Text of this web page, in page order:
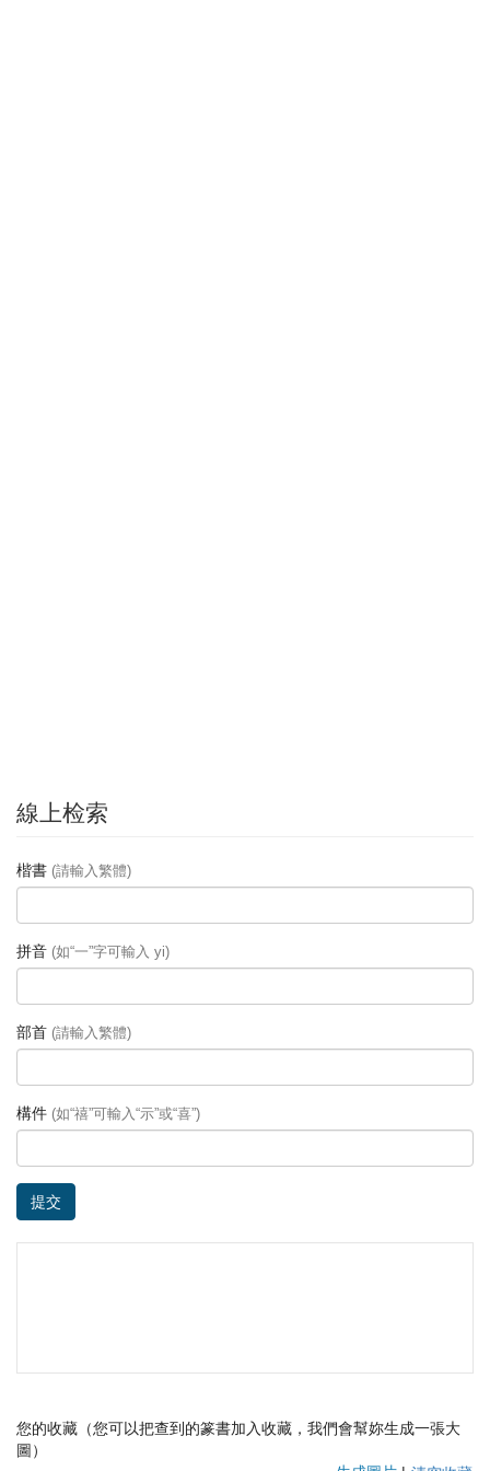
線上检索
楷書 (請輸入繁體)
拼音 (如“一”字可輸入 yi)
部首 (請輸入繁體)
構件 (如“禧”可輸入“示”或“喜”)
提交
您的收藏（您可以把查到的篆書加入收藏，我們會幫妳生成一張大
圖）